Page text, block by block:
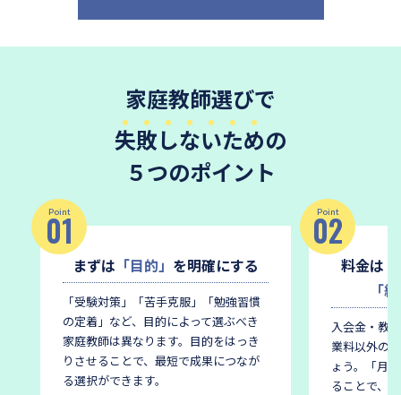
家庭教師選びで
失敗しないための
５つのポイント
Point
01
まずは 「目的」 を明確にする
「受験対策」「苦手克服」「勉強習慣
の定着」など、目的によって選ぶべき
家庭教師は異なります。 目的をはっき
りさせることで、最短で成果につなが
る選択ができます。
Point
02
料金は
「
入会金・教
業料以外の
ょう。
「月
ることで、